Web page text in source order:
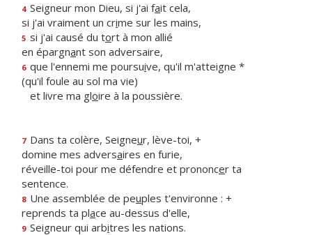
4 Seigneur mon Dieu, si j'ai fait cela,
si j'ai vraiment un crime sur les mains,
5 si j'ai causé du tort à mon allié
en épargnant son adversaire,
6 que l'ennemi me poursuive, qu'il m'atteigne *
(qu'il foule au sol ma vie)
et livre ma gloire à la poussière.
7 Dans ta colère, Seigneur, lève-toi, +
domine mes adversaires en furie,
réveille-toi pour me défendre et prononcer ta
sentence.
8 Une assemblée de peuples t'environne : +
reprends ta place au-dessus d'elle,
9 Seigneur qui arbitres les nations.